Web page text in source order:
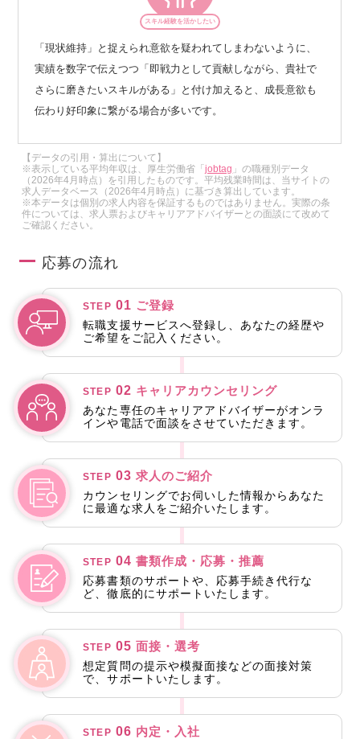
スキル経験を活かしたい
「現状維持」と捉えられ意欲を疑われてしまわないように、
実績を数字で伝えつつ「即戦力として貢献しながら、貴社で
さらに磨きたいスキルがある」と付け加えると、成長意欲も
伝わり好印象に繋がる場合が多いです。
【データの引用・算出について】
※表示している平均年収は、厚生労働省「jobtag 」の職種別データ
（2026年4月時点）を引用したものです。平均残業時間は、当サイトの
求人データベース（2026年4月時点）に基づき算出しています。
※本データは個別の求人内容を保証するものではありません。実際の条
件については、求人票およびキャリアアドバイザーとの面談にて改めて
ご確認ください。
応募の流れ
STEP 01 ご登録
転職支援サービスへ登録し、あなたの経歴や
ご希望をご記入ください。
STEP 02 キャリアカウンセリング
あなた専任のキャリアアドバイザーがオンラ
インや電話で面談をさせていただきます。
STEP 03 求人のご紹介
カウンセリングでお伺いした情報からあなた
に最適な求人をご紹介いたします。
STEP 04 書類作成・応募・推薦
応募書類のサポートや、応募手続き代行な
ど、徹底的にサポートいたします。
STEP 05 面接・選考
想定質問の提示や模擬面接などの面接対策
で、サポートいたします。
STEP 06 内定・入社